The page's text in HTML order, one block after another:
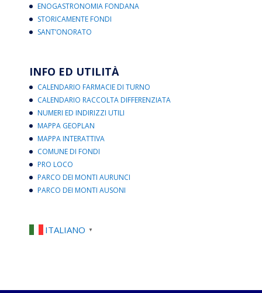
ENOGASTRONOMIA FONDANA
STORICAMENTE FONDI
SANT’ONORATO
INFO ED UTILITÀ
CALENDARIO FARMACIE DI TURNO
CALENDARIO RACCOLTA DIFFERENZIATA
NUMERI ED INDIRIZZI UTILI
MAPPA GEOPLAN
MAPPA INTERATTIVA
COMUNE DI FONDI
PRO LOCO
PARCO DEI MONTI AURUNCI
PARCO DEI MONTI AUSONI
ITALIANO ▼